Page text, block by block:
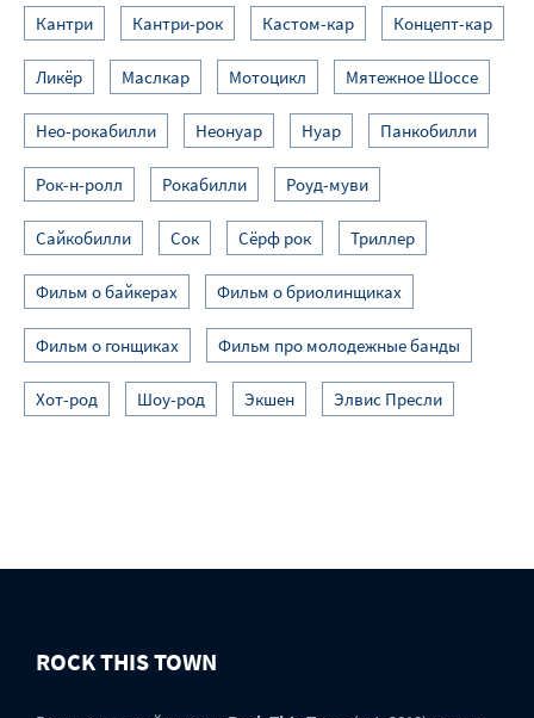
Кантри Кантри-рок Кастом-кар Концепт-кар
Ликёр Маслкар Мотоцикл Мятежное Шоссе
Нео-рокабилли Неонуар Нуар Панкобилли
Рок-н-ролл Рокабилли Роуд-муви
Сайкобилли Сок Сёрф рок Триллер
Фильм о байкерах Фильм о бриолинщиках
Фильм о гонщиках Фильм про молодежные банды
Хот-род Шоу-род Экшен Элвис Пресли
ROCK THIS TOWN